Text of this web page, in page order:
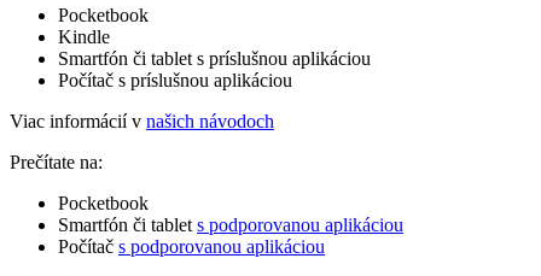
Pocketbook
Kindle
Smartfón či tablet s príslušnou aplikáciou
Počítač s príslušnou aplikáciou
Viac informácií v našich návodoch
Prečítate na:
Pocketbook
Smartfón či tablet s podporovanou aplikáciou
Počítač s podporovanou aplikáciou